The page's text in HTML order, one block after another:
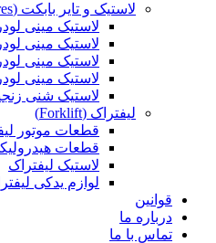
لاستیک و تایر بابکت (Bobcat Tires)
لاستیک مینی
لاستیک مینی
لاستیک مینی
لاستیک مینی
لاستیک شنی
لیفتراک (Forklift)
قطعات موتور
قطعات
لاستیک لیفتراک
لوازم یدکی
قوانین
درباره ما
تماس با ما